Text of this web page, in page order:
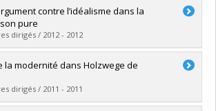
Julien
:M.A.
dans Papyrus
contre l’idéalisme dans la
pure
dirigés / 2012 - 2012
Deborah L.
:M.A.
dans Papyrus
la modernité dans Holzwege de
dirigés / 2011 - 2011